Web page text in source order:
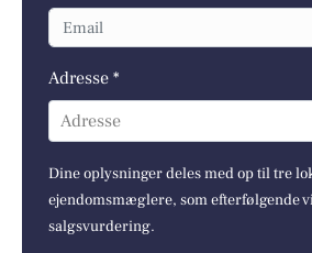
Adresse *
Adresse
Dine oplysninger deles med op til tre
ejendomsmæglere, som efterfølgende
salgsvurdering.